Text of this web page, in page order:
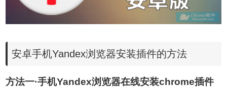
安卓手机Yandex浏览器安装插件的方法
方法一·手机Yandex浏览器在线安装chrome插件